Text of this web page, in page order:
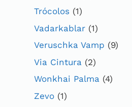
Trócolos (1)
Vadarkablar (1)
Veruschka Vamp (9)
Via Cintura (2)
Wonkhai Palma (4)
Zevo (1)